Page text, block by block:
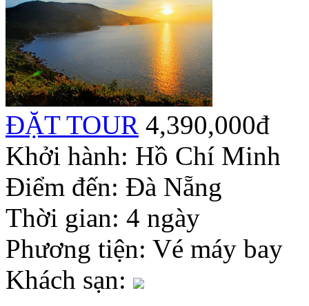
ĐẶT TOUR 4,390,000đ
Khởi hành: Hồ Chí Minh
Điểm đến: Đà Nẵng
Thời gian: 4 ngày
Phương tiện: Vé máy bay
Khách sạn: